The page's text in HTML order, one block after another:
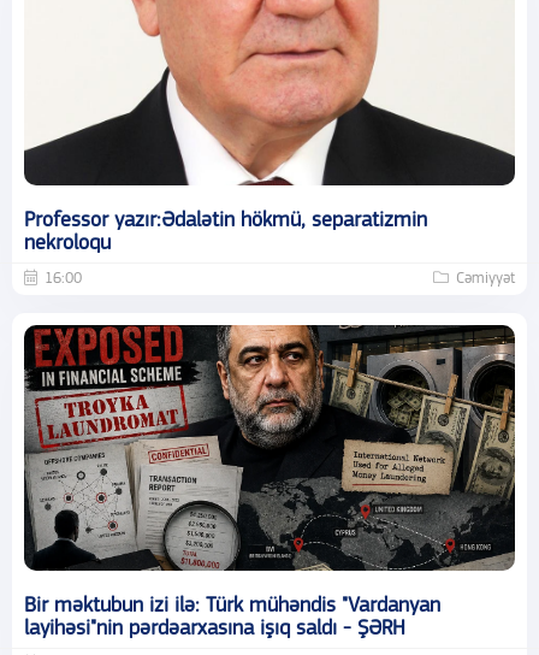
Professor yazır:Ədalətin hökmü, separatizmin
nekroloqu
16:00 Cəmiyyət
Bir məktubun izi ilə: Türk mühəndis "Vardanyan
layihəsi"nin pərdəarxasına işıq saldı - ŞƏRH